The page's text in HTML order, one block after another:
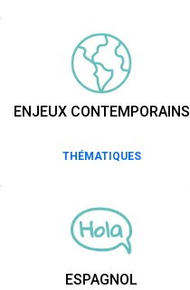
ENJEUX CONTEMPORAINS
THÉMATIQUES
ESPAGNOL